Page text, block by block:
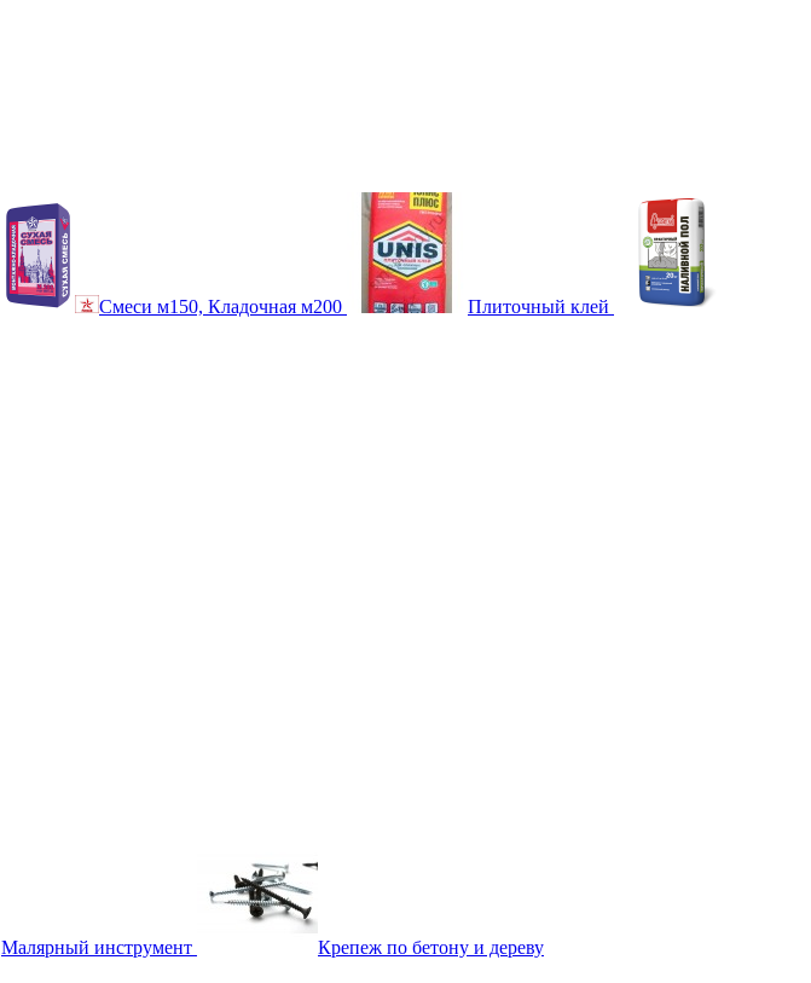
Смеси м150, Кладочная м200 Плиточный клей
Малярный инструмент Крепеж по бетону и дереву